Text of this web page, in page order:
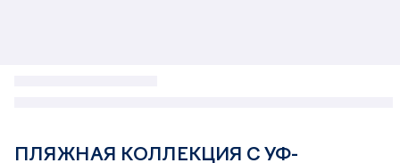
ПЛЯЖНАЯ КОЛЛЕКЦИЯ С УФ-